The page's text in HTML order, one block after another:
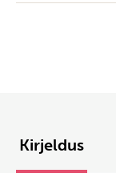
Kirjeldus